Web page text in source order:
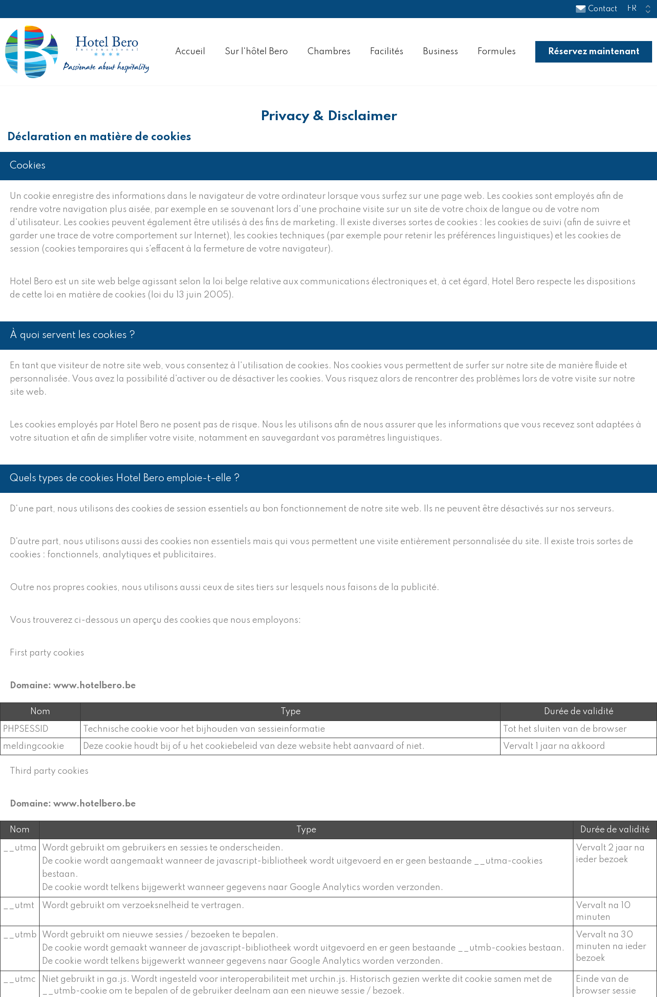
Contact
Accueil Sur l'hôtel Bero Chambres Facilités Business Formules Réservez maintenant
Privacy & Disclaimer
Déclaration en matière de cookies
Cookies
Un cookie enregistre des informations dans le navigateur de votre ordinateur lorsque vous surfez sur une page web. Les cookies sont employés afin de
rendre votre navigation plus aisée, par exemple en se souvenant lors d'une prochaine visite sur un site de votre choix de langue ou de votre nom
d'utilisateur. Les cookies peuvent également être utilisés à des fins de marketing. Il existe diverses sortes de cookies : les cookies de suivi (afin de suivre et
garder une trace de votre comportement sur Internet), les cookies techniques (par exemple pour retenir les préférences linguistiques) et les cookies de
session (cookies temporaires qui s'effacent à la fermeture de votre navigateur).
Hotel Bero est un site web belge agissant selon la loi belge relative aux communications électroniques et, à cet égard, Hotel Bero respecte les dispositions
de cette loi en matière de cookies (loi du 13 juin 2005).
À quoi servent les cookies ?
En tant que visiteur de notre site web, vous consentez à l'utilisation de cookies. Nos cookies vous permettent de surfer sur notre site de manière fluide et
personnalisée. Vous avez la possibilité d'activer ou de désactiver les cookies. Vous risquez alors de rencontrer des problèmes lors de votre visite sur notre
site web.
Les cookies employés par Hotel Bero ne posent pas de risque. Nous les utilisons afin de nous assurer que les informations que vous recevez sont adaptées à
votre situation et afin de simplifier votre visite, notamment en sauvegardant vos paramètres linguistiques.
Quels types de cookies Hotel Bero emploie-t-elle ?
D'une part, nous utilisons des cookies de session essentiels au bon fonctionnement de notre site web. Ils ne peuvent être désactivés sur nos serveurs.
D'autre part, nous utilisons aussi des cookies non essentiels mais qui vous permettent une visite entièrement personnalisée du site. Il existe trois sortes de
cookies : fonctionnels, analytiques et publicitaires.
Outre nos propres cookies, nous utilisons aussi ceux de sites tiers sur lesquels nous faisons de la publicité.
Vous trouverez ci-dessous un aperçu des cookies que nous employons:
First party cookies
Domaine: www.hotelbero.be
Nom Type
Durée de validité
PHPSESSID
Technische cookie voor het bijhouden van sessieinformatie
Tot het sluiten van de browser
meldingcookie
Deze cookie houdt bij of u het cookiebeleid van deze website hebt aanvaard of niet. Vervalt 1 jaar na akkoord
Third party cookies
Domaine: www.hotelbero.be
Nom Type Durée de validité
__utma
Wordt gebruikt om gebruikers en sessies te onderscheiden.
De cookie wordt aangemaakt wanneer de javascript-bibliotheek wordt uitgevoerd en er geen bestaande __utma-cookies
bestaan.
De cookie wordt telkens bijgewerkt wanneer gegevens naar Google Analytics worden verzonden.
Vervalt 2 jaar na
ieder bezoek
__utmt Wordt gebruikt om verzoeksnelheid te vertragen.
Vervalt na 10
minuten
__utmb
Wordt gebruikt om nieuwe sessies / bezoeken te bepalen.
De cookie wordt gemaakt wanneer de javascript-bibliotheek wordt uitgevoerd en er geen bestaande __utmb-cookies bestaan.
De cookie wordt telkens bijgewerkt wanneer gegevens naar Google Analytics worden verzonden.
Vervalt na 30
minuten na ieder
bezoek
__utmc
Niet gebruikt in ga.js. Wordt ingesteld voor interoperabiliteit met urchin.js. Historisch gezien werkte dit cookie samen met de
__utmb-cookie om te bepalen of de gebruiker deelnam aan een nieuwe sessie / bezoek.
Einde van de
browser sessie